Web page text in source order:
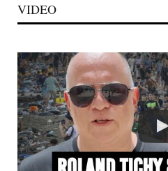
VIDEO